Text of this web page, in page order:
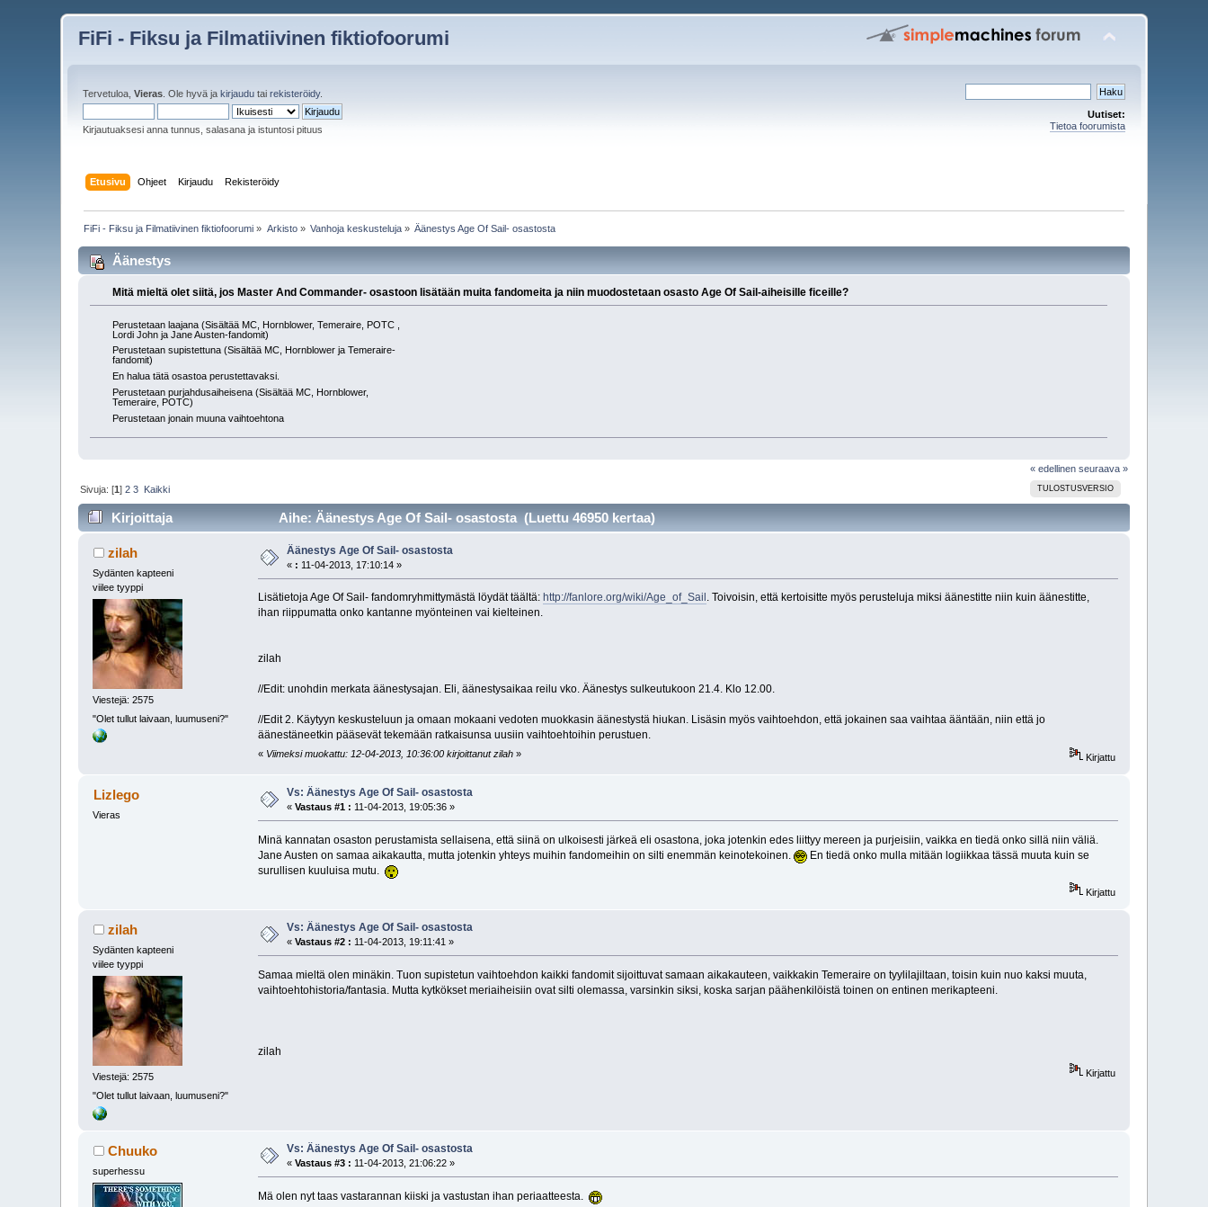
FiFi - Fiksu ja Filmatiivinen fiktiofoorumi
Tervetuloa,Vieras . Ole hyvä jakirjaudu tairekisteröidy.
Kirjautuaksesi anna tunnus, salasana ja istuntosi pituus
Uutiset:
Tietoa foorumista
Etusivu Ohjeet Kirjaudu Rekisteröidy
FiFi - Fiksu ja Filmatiivinen fiktiofoorumi » Arkisto» Vanhoja keskusteluja » Äänestys Age Of Sail- osastosta
Äänestys
Mitä mieltä olet siitä, jos Master And Commander- osastoon lisätään muita fandomeita ja niin muodostetaan osasto Age Of Sail-aiheisille ficeille?
Perustetaan laajana (Sisältää MC, Hornblower, Temeraire, POTC ,
Lordi John ja Jane Austen-fandomit)
Perustetaan supistettuna (Sisältää MC, Hornblower ja Temeraire-
fandomit)
En halua tätä osastoa perustettavaksi.
Perustetaan purjahdusaiheisena (Sisältää MC, Hornblower,
Temeraire, POTC)
Perustetaan jonain muuna vaihtoehtona
« edellinen seuraava »
TULOSTUSVERSIO
Sivuja: [1]2 3 Kaikki
Kirjoittaja Aihe: Äänestys Age Of Sail- osastosta (Luettu 46950 kertaa)
zilah
Sydänten kapteeni
viilee tyyppi
Viestejä: 2575
"Olet tullut laivaan, luumuseni?"
Äänestys Age Of Sail- osastosta
« : 11-04-2013, 17:10:14 »
Lisätietoja Age Of Sail- fandomryhmittymästä löydät täältä: http://fanlore.org/wiki/Age_of_Sail . Toivoisin, että kertoisitte myös perusteluja miksi äänestitte niin kuin äänestitte,
ihan riippumatta onko kantanne myönteinen vai kielteinen.
zilah
//Edit: unohdin merkata äänestysajan. Eli, äänestysaikaa reilu vko. Äänestys sulkeutukoon 21.4. Klo 12.00.
//Edit 2. Käytyyn keskusteluun ja omaan mokaani vedoten muokkasin äänestystä hiukan. Lisäsin myös vaihtoehdon, että jokainen saa vaihtaa ääntään, niin että jo
äänestäneetkin pääsevät tekemään ratkaisunsa uusiin vaihtoehtoihin perustuen.
« Viimeksi muokattu: 12-04-2013, 10:36:00 kirjoittanut zilah» Kirjattu
Lizlego
Vieras
Vs: Äänestys Age Of Sail- osastosta
«Vastaus #1 : 11-04-2013, 19:05:36 »
Minä kannatan osaston perustamista sellaisena, että siinä on ulkoisesti järkeä eli osastona, joka jotenkin edes liittyy mereen ja purjeisiin, vaikka en tiedä onko sillä niin väliä.
Jane Austen on samaa aikakautta, mutta jotenkin yhteys muihin fandomeihin on silti enemmän keinotekoinen.
En tiedä onko mulla mitään logiikkaa tässä muuta kuin se
surullisen kuuluisa mutu.
Kirjattu
zilah
Sydänten kapteeni
viilee tyyppi
Viestejä: 2575
"Olet tullut laivaan, luumuseni?"
Vs: Äänestys Age Of Sail- osastosta
«Vastaus #2 : 11-04-2013, 19:11:41 »
Samaa mieltä olen minäkin. Tuon supistetun vaihtoehdon kaikki fandomit sijoittuvat samaan aikakauteen, vaikkakin Temeraire on tyylilajiltaan, toisin kuin nuo kaksi muuta,
vaihtoehtohistoria/fantasia. Mutta kytkökset meriaiheisiin ovat silti olemassa, varsinkin siksi, koska sarjan päähenkilöistä toinen on entinen merikapteeni.
zilah
Kirjattu
Chuuko
superhessu
Vs: Äänestys Age Of Sail- osastosta
«Vastaus #3 : 11-04-2013, 21:06:22 »
Mä olen nyt taas vastarannan kiiski ja vastustan ihan periaatteesta.